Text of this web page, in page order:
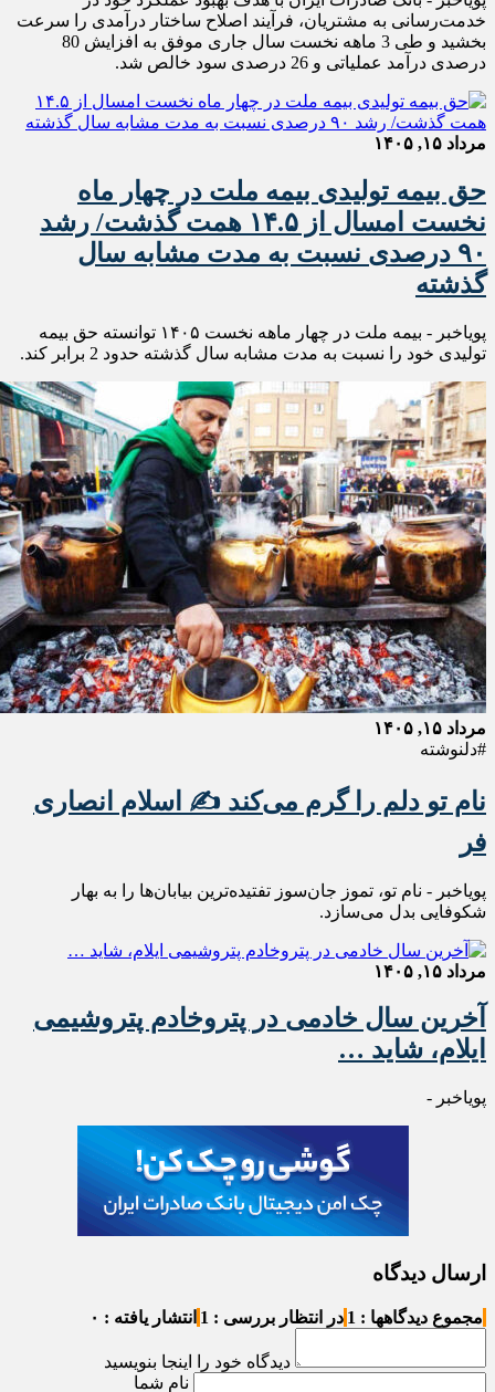
خدمت‌رسانی به مشتریان، فرآیند اصلاح ساختار درآمدی را سرعت
بخشید و طی 3 ماهه نخست سال جاری موفق به افزایش 80
درصدی درآمد عملیاتی و 26 درصدی سود خالص شد.
مرداد ۱۵, ۱۴۰۵
حق بیمه تولیدی بیمه ملت در چهار ماه
نخست امسال از ۱۴.۵ همت گذشت/ رشد
۹۰ درصدی نسبت به مدت مشابه سال
گذشته
پویاخبر - بیمه ملت در چهار ماهه نخست ۱۴٠۵ توانسته حق بیمه
تولیدی خود را نسبت به مدت مشابه سال گذشته حدود 2 برابر کند.
مرداد ۱۵, ۱۴۰۵
#دلنوشته
نام تو دلم را گرم می‌کند ✍️ اسلام انصاری
فر
پویاخبر - نام تو، تموز جان‌سوز تفتیده‌ترین بیابان‌ها را به بهار
شکوفایی بدل می‌سازد.
مرداد ۱۵, ۱۴۰۵
آخرین سال خادمی در پتروخادم پتروشیمی
ایلام، شاید …
پویاخبر -
ارسال دیدگاه
مجموع دیدگاهها : 1 در انتظار بررسی : 1 انتشار یافته : ۰
دیدگاه خود را اینجا بنویسید
نام شما